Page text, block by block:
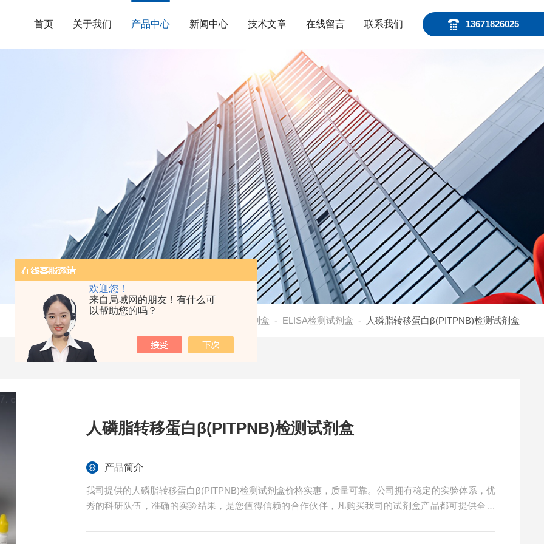
欢迎您！
来自局域网的朋友！有什么可
以帮助您的吗？
13671826025
首页 关于我们 产品中心 新闻中心 技术文章 在线留言 联系我们
检测试剂盒 - ELISA检测试剂盒 - 人磷脂转移蛋白β(PITPNB)检测试剂盒
人磷脂转移蛋白β(PITPNB)检测试剂盒
产品简介
我司提供的人磷脂转移蛋白β(PITPNB)检测试剂盒价格实惠，质量可靠。公司拥有稳定的实验体系，优
秀的科研队伍，准确的实验结果，是您值得信赖的合作伙伴，凡购买我司的试剂盒产品都可提供全程